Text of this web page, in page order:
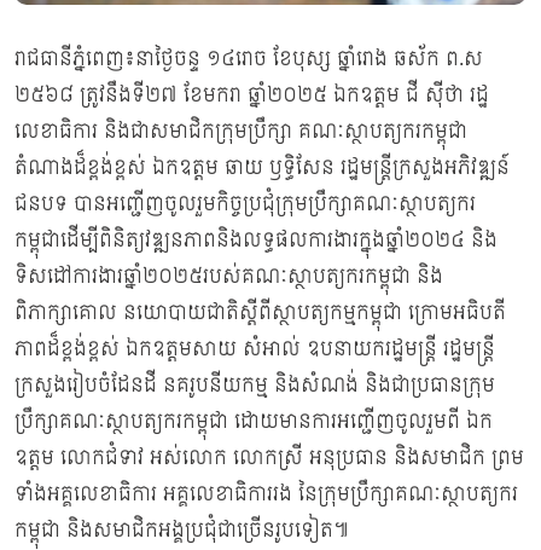
រាជធានីភ្នំពេញ៖នាថ្ងៃចន្ទ ១៤រោច ខែបុស្ស ឆ្នាំរោង ឆស័ក ព.ស
២៥៦៨ ត្រូវនឹងទី២៧ ខែមករា ឆ្នាំ២០២៥ ឯកឧត្តម ជី ស៊ីថា រដ្ឋ
លេខាធិការ និងជាសមាជិកក្រុមប្រឹក្សា គណៈស្ថាបត្យករកម្ពុជា
តំណាងដ៏ខ្ពង់ខ្ពស់ ឯកឧត្តម ឆាយ ឫទ្ធិសែន រដ្ឋមន្រ្តីក្រសួងអភិវឌ្ឍន៍
ជនបទ បានអញ្ជើញចូលរួមកិច្ចប្រជុំក្រុមប្រឹក្សាគណៈស្ថាបត្យករ
កម្ពុជាដើម្បីពិនិត្យវឌ្ឍនភាពនិងលទ្ធផលការងារក្នុងឆ្នាំ២០២៤ និង
ទិសដៅការងារឆ្នាំ២០២៥របស់គណៈស្ថាបត្យករកម្ពុជា និង
ពិភាក្សាគោល នយោបាយជាតិស្តីពីស្ថាបត្យកម្មកម្ពុជា ក្រោមអធិបតី
ភាពដ៏ខ្ពង់ខ្ពស់ ឯកឧត្តមសាយ សំអាល់ ឧបនាយករដ្ឋមន្រ្តី រដ្ឋមន្ត្រី
ក្រសួងរៀបចំដែនដី នគរូបនីយកម្ម និងសំណង់ និងជាប្រធានក្រុម
ប្រឹក្សាគណៈស្ថាបត្យករកម្ពុជា ដោយមានការអញ្ជើញចូលរួមពី ឯក
ឧត្តម លោកជំទាវ អស់លោក លោកស្រី អនុប្រធាន និងសមាជិក ព្រម
ទាំងអគ្គលេខាធិការ អគ្គលេខាធិការរង នៃក្រុមប្រឹក្សាគណៈស្ថាបត្យករ
កម្ពុជា និងសមាជិកអង្គប្រជុំជាច្រើនរូបទៀត៕